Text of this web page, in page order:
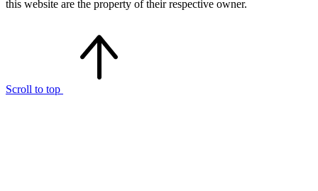
this website are the property of their respective owner.
Scroll to top